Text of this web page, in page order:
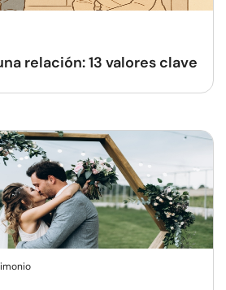
relación: 13 valores clave